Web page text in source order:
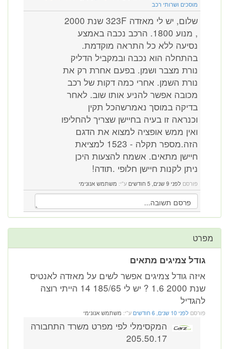
מוסכים ושרותי רכב
שלום, יש לי מאזדה 323F שנת 2000
, מנוע 1800. הרכב נכבה באמצע
נסיעה ללא כל התראה מוקדמת.
בהתחלה הוא נכבה ובמקביל הדליק
נורת מצבר ושמן. בפעם אחרת רק את
נורת השמן. אחרי כמה דקות של רכב
מכובה אפשר להניע אותו שוב. לאחר
בדיקה במוסך נאמרשהכל תקין
וכנראה זו בעיה בחיישן שצריך להחליפו
ואין ממש אופציה למצוא את הדגם
הזה.מספר תקלה - 1523 למציאת
חיישן מתאים. אשמח להצעות היכן
ניתן לקנות חיישן חלופי .תודה!
פורסם לפני 9 שנים, 5 חודשים ע"י: משתמש אנונימי
מפרט
גודל צמיגים מתאים
איזה גודל צמיגים אפשר לשים על מאזדה לאנטיס
שנת 2000 1.6 ? יש לי 185/65 14 הייתי רוצה
להגדיל
פורסם לפני 10 שנים, 6 חודשים ע"י: משתמש אנונימי
המקסימלי לפי מפרט משרד התחבורה
205.50.17